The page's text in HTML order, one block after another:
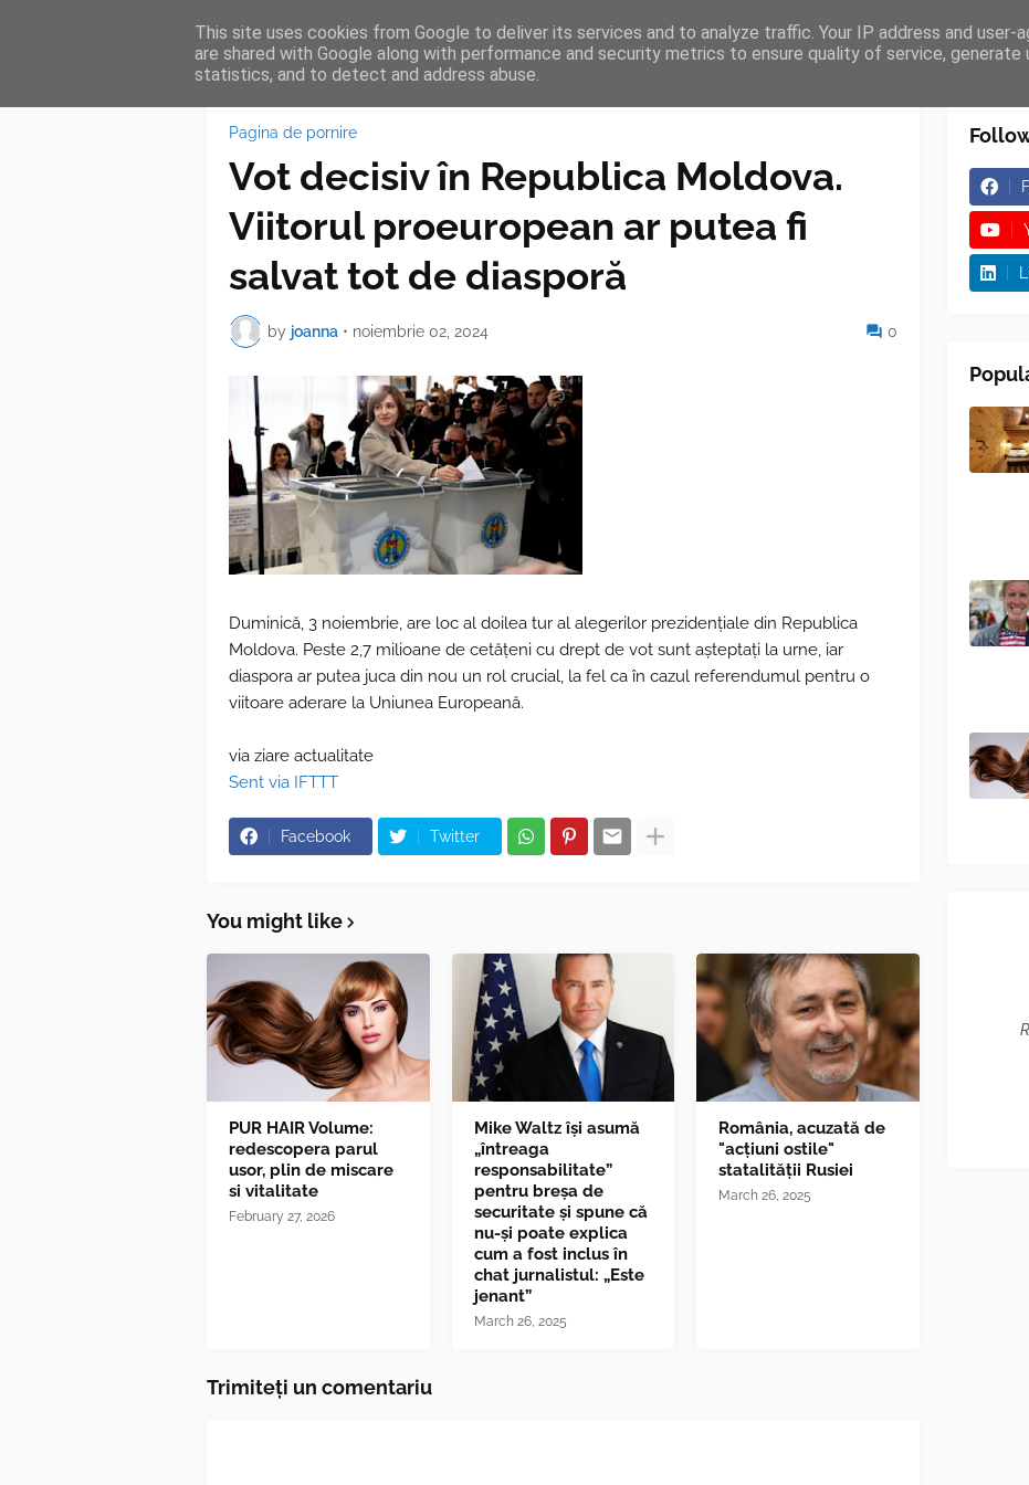
HOME FEATURES BLOGGER TIPOGRAPHY SHORTCODES
Pagina de pornire
Vot decisiv în Republica Moldova.
Viitorul proeuropean ar putea fi
salvat tot de diasporă
by joanna • noiembrie 02, 2024 0
Duminică, 3 noiembrie, are loc al doilea tur al alegerilor prezidențiale din Republica
Moldova. Peste 2,7 milioane de cetăţeni cu drept de vot sunt aşteptaţi la urne, iar
diaspora ar putea juca din nou un rol crucial, la fel ca în cazul referendumul pentru o
viitoare aderare la Uniunea Europeană.
via ziare actualitate
Sent via IFTTT
Facebook Twitter
You might like
PUR HAIR Volume:
redescopera parul
usor, plin de miscare
si vitalitate
February 27, 2026
Mike Waltz îşi asumă
„întreaga
responsabilitate”
pentru breşa de
securitate și spune că
nu-și poate explica
cum a fost inclus în
chat jurnalistul: „Este
jenant”
March 26, 2025
România, acuzată de
"acțiuni ostile"
statalității Rusiei
March 26, 2025
Trimiteți un comentariu
This site uses cookies from Google to deliver its services and to analyze traffic. Your IP address and user-
are shared with Google along with performance and security metrics to ensure quality of service, generate
statistics, and to detect and address abuse.